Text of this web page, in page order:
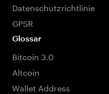
Datenschutzrichtlinie
GPSR
Glossar
Bitcoin 3.0
Altcoin
Wallet Address